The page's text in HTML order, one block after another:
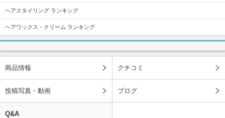
ヘアスタイリング ランキング
ヘアワックス・クリーム ランキング
商品情報 クチコミ
投稿写真・動画 ブログ
Q&A